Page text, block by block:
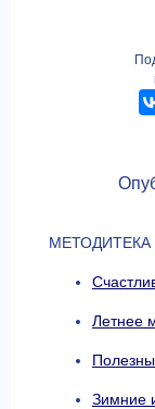
МЕТОДИТЕКА
Летнее
Зимние